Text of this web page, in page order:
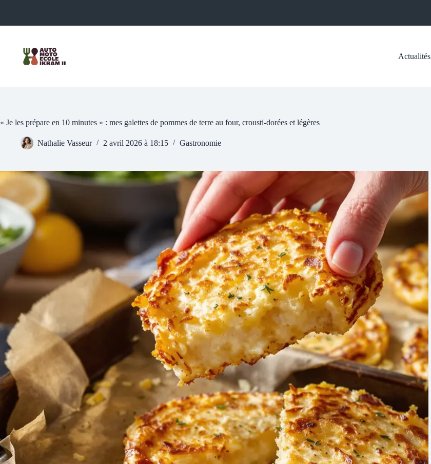
Actualités
« Je les prépare en 10 minutes » : mes galettes de pommes de terre au four, crousti-dorées et légères
Nathalie Vasseur 2 avril 2026 à 18:15 Gastronomie